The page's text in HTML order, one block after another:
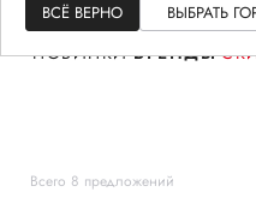
ВСЁ ВЕРНО ВЫБРАТЬ
НОВИНКИ БРЕНДЫ
Всего 8 предложений